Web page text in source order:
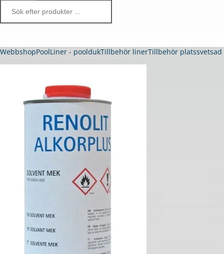
WebbshopPoolLiner - pooldukTillbehör linerTillbehör